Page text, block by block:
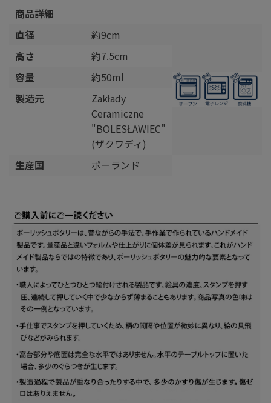
商品詳細
直径
約9cm
高さ
約7.5cm
容量
約50ml
製造元
Zakłady
Ceramiczne
"BOLESŁAWIEC"
(ザクワディ)
生産国
ポーランド